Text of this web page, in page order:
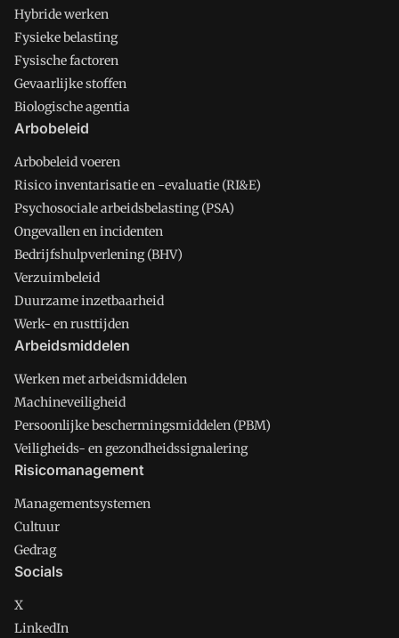
Hybride werken
Fysieke belasting
Fysische factoren
Gevaarlijke stoffen
Biologische agentia
Arbobeleid
Arbobeleid voeren
Risico inventarisatie en -evaluatie (RI&E)
Psychosociale arbeidsbelasting (PSA)
Ongevallen en incidenten
Bedrijfshulpverlening (BHV)
Verzuimbeleid
Duurzame inzetbaarheid
Werk- en rusttijden
Arbeidsmiddelen
Werken met arbeidsmiddelen
Machineveiligheid
Persoonlijke beschermingsmiddelen (PBM)
Veiligheids- en gezondheidssignalering
Risicomanagement
Managementsystemen
Cultuur
Gedrag
Socials
X
LinkedIn